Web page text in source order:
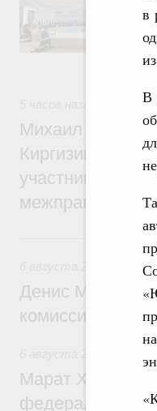
в
В
Михаил
Киргизии
участников
Денис
комиссии по
Марат
федерального